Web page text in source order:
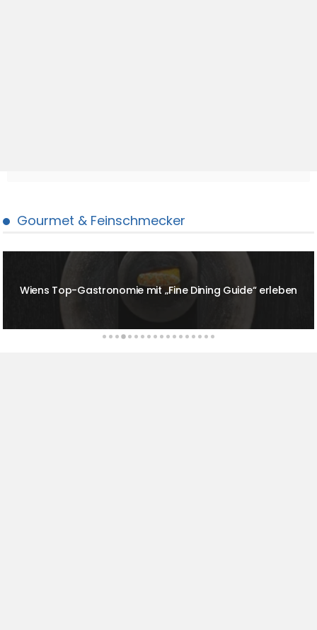
Gourmet & Feinschmecker
Prickelnde Sonntage im The Ritz-Carlton Berlin